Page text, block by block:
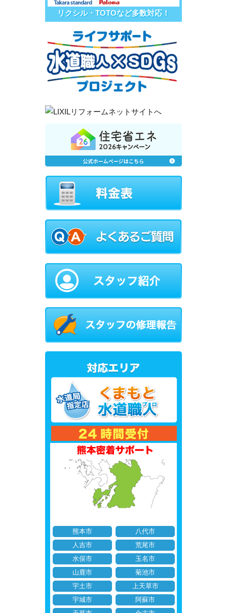
リクシル・TOTOなど多数対応！
熊本市
八代市
人吉市
荒尾市
水俣市
玉名市
山鹿市
菊池市
宇土市
上天草市
宇城市
阿蘇市